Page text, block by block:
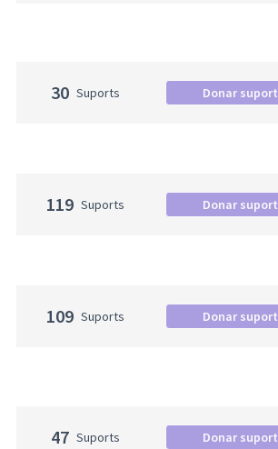
30 Suports Donar suport
119 Suports Donar suport
109 Suports Donar suport
47 Suports Donar suport